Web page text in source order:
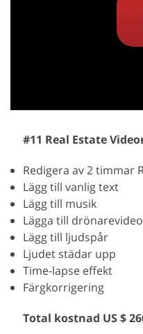
#11 Real Estate
Redigera av 2 timmar
Lägg till vanlig text
Lägg till musik
Lägga till drönarevideo
Lägg till ljudspår
Ljudet städar upp
Time-lapse effekt
Färgkorrigering
Total kostnad US $